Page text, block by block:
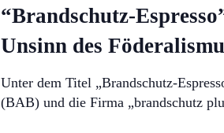
“Brandschutz-
Unsinn des
Unter dem Titel „Brandschutz-
(BAB) und die Firma „brandschutz